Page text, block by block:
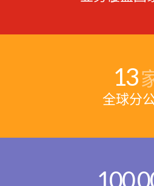
13
全球分
100